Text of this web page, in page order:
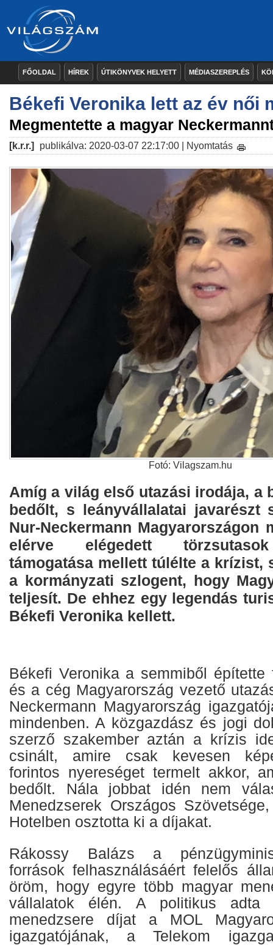
FŐOLDAL HÍREK ÚTIKÖNYVEK HELYETT MÉDIASZEREPLÉS
Békefi Veronika lett az év női
Megmentette a magyar
[k.r.r.] publikálva: 2020-03-07 22:17:00 | Nyomtatás
Fotó: Vilagszam.hu
Amíg a világ első utazási irodája, a
bedőlt, s leányvállalatai javarészt
Nur-Neckermann Magyarországon
elérve elégedett
támogatása mellett túlélte a krízist,
a kormányzati szlogent, hogy
teljesít. De ehhez egy legendás
Békefi Veronika kellett.
Békefi Veronika a semmiből
és a cég Magyarország vezető
Neckermann Magyarország
mindenben. A közgazdász és jogi
szerző szakember aztán a krízis
csinált, amire csak kevesen
forintos nyereséget termelt akkor,
bedőlt. Nála jobbat idén nem
Menedzserek Országos
Hotelben osztotta ki a díjakat.
Rákossy Balázs a
források felhasználásáért felelős
öröm, hogy egyre több magyar
vállalatok élén. A politikus
menedzsere díjat a MOL
igazgatójának, a Telekom